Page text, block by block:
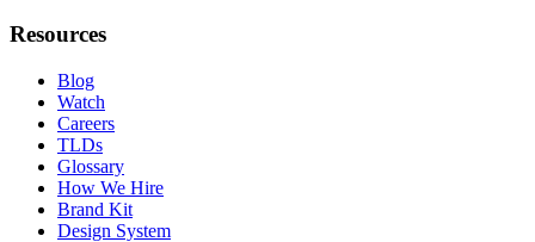
Resources
Blog
Watch
Careers
TLDs
Glossary
How We Hire
Brand Kit
Design System